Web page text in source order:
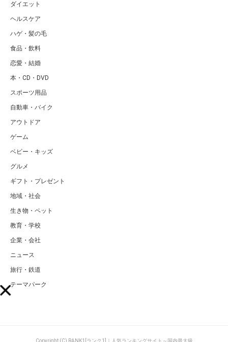
ダイエット
ヘルスケア
ハゲ・髪の毛
食品・飲料
恋愛・結婚
本・CD・DVD
スポーツ用品
自動車・バイク
アウトドア
ゲーム
ベビー・キッズ
グルメ
ギフト・プレゼント
地域・社会
生き物・ペット
教育・学校
企業・会社
ニュース
旅行・鉄道
テーマパーク